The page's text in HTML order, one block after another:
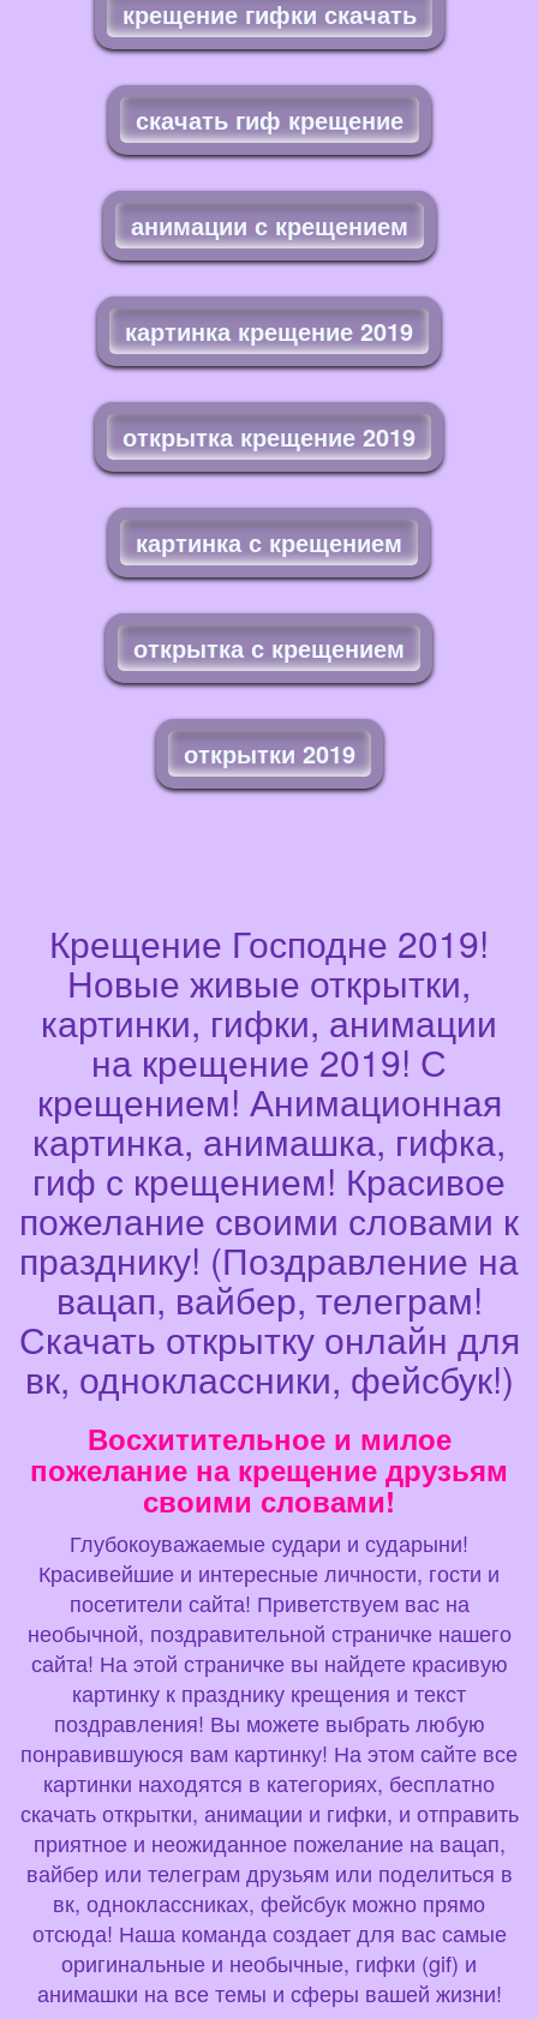
крещение гифки скачать
скачать гиф крещение
анимации с крещением
картинка крещение 2019
открытка крещение 2019
картинка с крещением
открытка с крещением
открытки 2019
Крещение Господне 2019!
Новые живые открытки,
картинки, гифки, анимации
на крещение 2019! С
крещением! Анимационная
картинка, анимашка, гифка,
гиф с крещением! Красивое
пожелание своими словами к
празднику! (Поздравление на
вацап, вайбер, телеграм!
Скачать открытку онлайн для
вк, одноклассники, фейсбук!)
Восхитительное и милое
пожелание на крещение друзьям
своими словами!
Глубокоуважаемые судари и сударыни!
Красивейшие и интересные личности, гости и
посетители сайта! Приветствуем вас на
необычной, поздравительной страничке нашего
сайта! На этой страничке вы найдете красивую
картинку к празднику крещения и текст
поздравления! Вы можете выбрать любую
понравившуюся вам картинку! На этом сайте все
картинки находятся в категориях, бесплатно
скачать открытки, анимации и гифки, и отправить
приятное и неожиданное пожелание на вацап,
вайбер или телеграм друзьям или поделиться в
вк, одноклассниках, фейсбук можно прямо
отсюда! Наша команда создает для вас самые
оригинальные и необычные, гифки (gif) и
анимашки на все темы и сферы вашей жизни!